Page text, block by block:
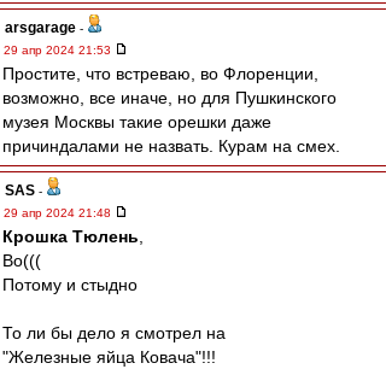
arsgarage -
29 апр 2024 21:53
Простите, что встреваю, во Флоренции,
возможно, все иначе, но для Пушкинского
музея Москвы такие орешки даже
причиндалами не назвать. Курам на смех.
SAS -
29 апр 2024 21:48
Крошка Тюлень
Во(((
Потому и стыдно
То ли бы дело я смотрел на
"Железные яйца Ковача"!!!